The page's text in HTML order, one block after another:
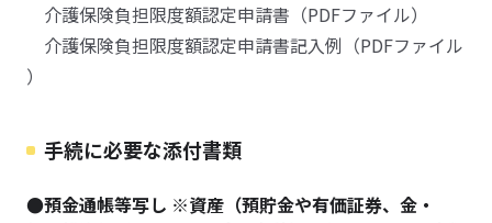
介護保険負担限度額認定申請書（PDFファイル）
介護保険負担限度額認定申請書記入例（PDFファイル
）
手続に必要な添付書類
●預金通帳等写し ※資産（預貯金や有価証券、金・